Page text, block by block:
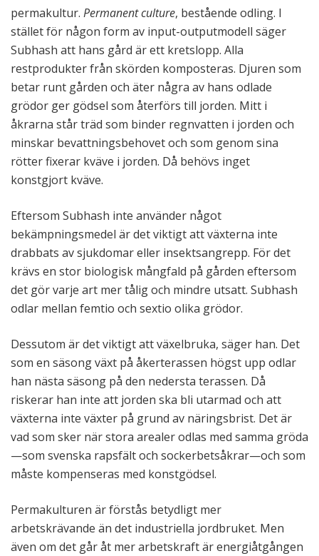
permakultur. Permanent culture, bestående odling. I
stället för någon form av input-outputmodell säger
Subhash att hans gård är ett kretslopp. Alla
restprodukter från skörden komposteras. Djuren som
betar runt gården och äter några av hans odlade
grödor ger gödsel som återförs till jorden. Mitt i
åkrarna står träd som binder regnvatten i jorden och
minskar bevattningsbehovet och som genom sina
rötter fixerar kväve i jorden. Då behövs inget
konstgjort kväve.
Eftersom Subhash inte använder något
bekämpningsmedel är det viktigt att växterna inte
drabbats av sjukdomar eller insektsangrepp. För det
krävs en stor biologisk mångfald på gården eftersom
det gör varje art mer tålig och mindre utsatt. Subhash
odlar mellan femtio och sextio olika grödor.
Dessutom är det viktigt att växelbruka, säger han. Det
som en säsong växt på åkerterassen högst upp odlar
han nästa säsong på den nedersta terassen. Då
riskerar han inte att jorden ska bli utarmad och att
växterna inte växter på grund av näringsbrist. Det är
vad som sker när stora arealer odlas med samma gröda
—som svenska rapsfält och sockerbetsåkrar—och som
måste kompenseras med konstgödsel.
Permakulturen är förstås betydligt mer
arbetskrävande än det industriella jordbruket. Men
även om det går åt mer arbetskraft är energiåtgången